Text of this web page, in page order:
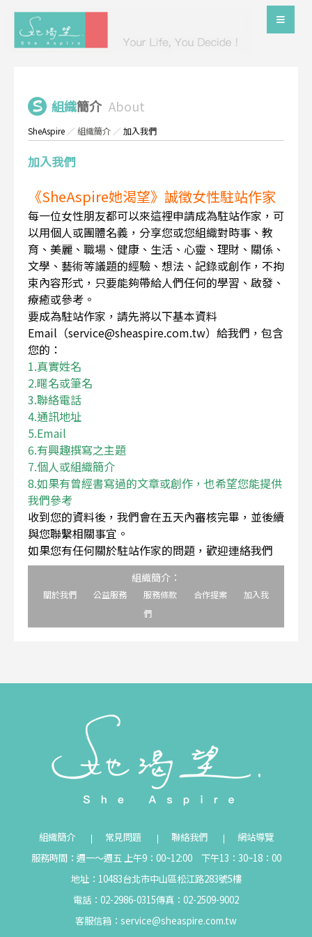
組織簡介 About
SheAspire ／組織簡介 ／加入我們
加入我們
《SheAspire她渴望》誠徵女性駐站作家
每一位女性朋友都可以來這裡申請成為駐站作家，可
以用個人或團體名義，分享您或您組織對時事、教
育、美麗、職場、健康、生活、心靈、理財、關係、
文學、藝術等議題的經驗、想法、記錄或創作，不拘
束內容形式，只要能夠帶給人們任何的學習、啟發、
療癒或參考。
要成為駐站作家，請先將以下基本資料
Email（service@sheaspire.com.tw）給我們，包含
您的：
1.真實姓名
2.暱名或筆名
3.聯絡電話
4.通訊地址
5.Email
6.有興趣撰寫之主題
7.個人或組織簡介
8.如果有曾經書寫過的文章或創作，也希望您能提供
我們參考
收到您的資料後，我們會在五天內審核完畢，並後續
與您聯繫相關事宜。
如果您有任何關於駐站作家的問題，歡迎連絡我們
組織簡介：
關於我們 公益服務 服務條款 合作提案
加入我
們
組織簡介 常見問題 聯絡我們
網站導覽
服務時間：週一～週五 上午9：00~12:00 下午13：30~18：00
地址：10483台北市中山區松江路283號5樓
電話：02-2986-0315傳真：02-2509-9002
客服信箱： service@sheaspire.com.tw